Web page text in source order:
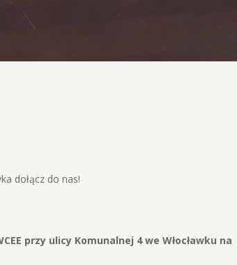
dołącz do nas!
przy ulicy Komunalnej 4 we Włocławku na